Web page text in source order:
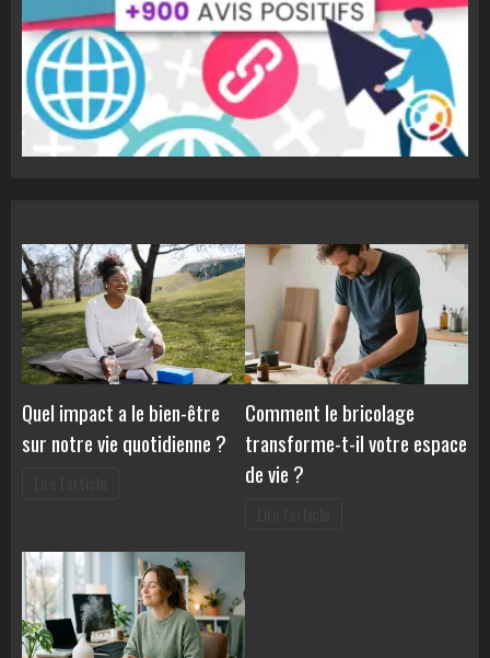
Quel impact a le bien-être
sur notre vie quotidienne ?
Comment le bricolage
transforme-t-il votre espace
de vie ?